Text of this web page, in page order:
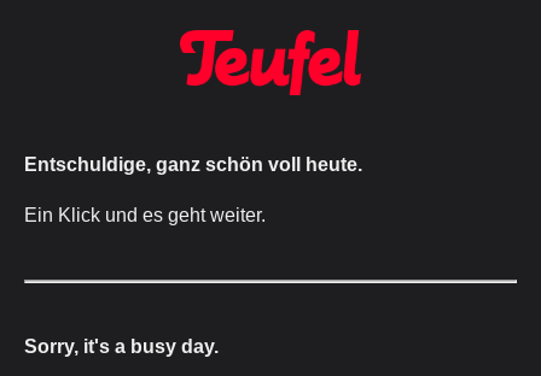
Entschuldige, ganz schön voll heute.
Ein Klick und es geht weiter.
Sorry, it's a busy day.